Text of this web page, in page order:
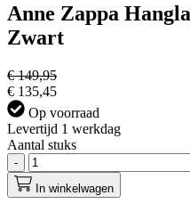
Anne Zappa
Zwart
€ 149,95
€ 135,45
Op voorraad
Levertijd 1 werkdag
Aantal stuks
-
In winkelwagen